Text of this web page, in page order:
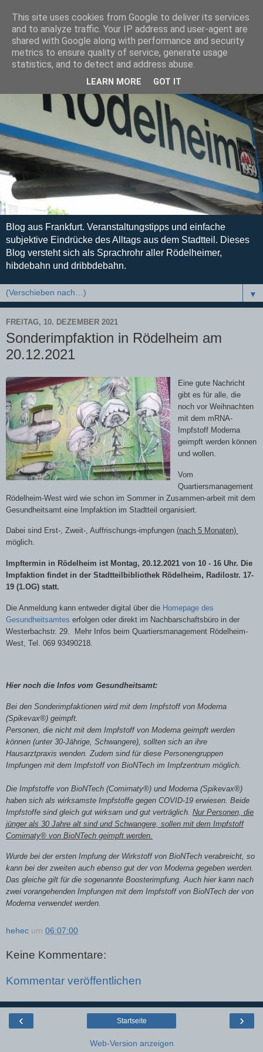
Blog aus Frankfurt. Veranstaltungstipps und einfache
subjektive Eindrücke des Alltags aus dem Stadtteil. Dieses
Blog versteht sich als Sprachrohr aller Rödelheimer,
hibdebahn und dribbdebahn.
▼
FREITAG, 10. DEZEMBER 2021
Sonderimpfaktion in Rödelheim am
20.12.2021
Eine gute Nachricht
gibt es für alle, die
noch vor Weihnachten
mit dem mRNA-
Impfstoff Moderna
geimpft werden können
und wollen.
Vom
Quartiersmanagement
Rödelheim-West wird wie schon im Sommer in Zusammen-arbeit mit dem
Gesundheitsamt eine Impfaktion im Stadtteil organisiert.
Dabei sind Erst-, Zweit-, Auffrischungs-impfungen (nach 5 Monaten)
möglich.
Impftermin in Rödelheim ist Montag, 20.12.2021 von 10 - 16 Uhr. Die
Impfaktion findet in der Stadtteilbibliothek Rödelheim, Radilostr. 17-
19 (1.OG) statt.
Die Anmeldung kann entweder digital über die Homepage des
Gesundheitsamtes erfolgen oder direkt im Nachbarschaftsbüro in der
Westerbachstr. 29. Mehr Infos beim Quartiersmanagement Rödelheim-
West, Tel. 069 93490218.
Hier noch die Infos vom Gesundheitsamt:
Bei den Sonderimpfaktionen wird mit dem Impfstoff von Moderna
(Spikevax®) geimpft.
Personen, die nicht mit dem Impfstoff von Moderna geimpft werden
können (unter 30-Jährige, Schwangere), sollten sich an ihre
Hausarztpraxis wenden. Zudem sind für diese Personengruppen
Impfungen mit dem Impfstoff von BioNTech im Impfzentrum möglich.
Die Impfstoffe von BioNTech (Comirnaty®) und Moderna (Spikevax®)
haben sich als wirksamste Impfstoffe gegen COVID-19 erwiesen. Beide
Impfstoffe sind gleich gut wirksam und gut verträglich. Nur Personen, die
jünger als 30 Jahre alt sind und Schwangere, sollen mit dem Impfstoff
Comirnaty® von BioNTech geimpft werden.
Wurde bei der ersten Impfung der Wirkstoff von BioNTech verabreicht, so
kann bei der zweiten auch ebenso gut der von Moderna gegeben werden.
Das gleiche gilt für die sogenannte Boosterimpfung. Auch hier kann nach
zwei vorangehenden Impfungen mit dem Impfstoff von BioNTech der von
Moderna verwendet werden.
hehec um 06:07:00
Keine Kommentare:
Kommentar veröffentlichen
‹ ›
Startseite
Web-Version anzeigen
This site uses cookies from Google to deliver its services
and to analyze traffic. Your IP address and user-agent are
shared with Google along with performance and security
metrics to ensure quality of service, generate usage
statistics, and to detect and address abuse.
LEARN MORE GOT IT